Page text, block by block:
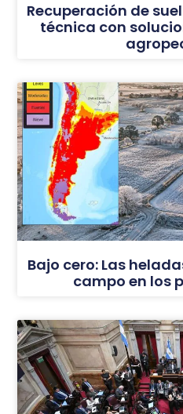
Recuperación de
técnica con
Bajo cero: Las
campo en los